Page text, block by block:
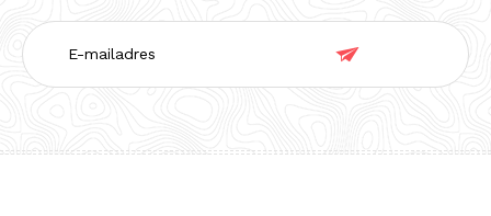
E-
mailadres
